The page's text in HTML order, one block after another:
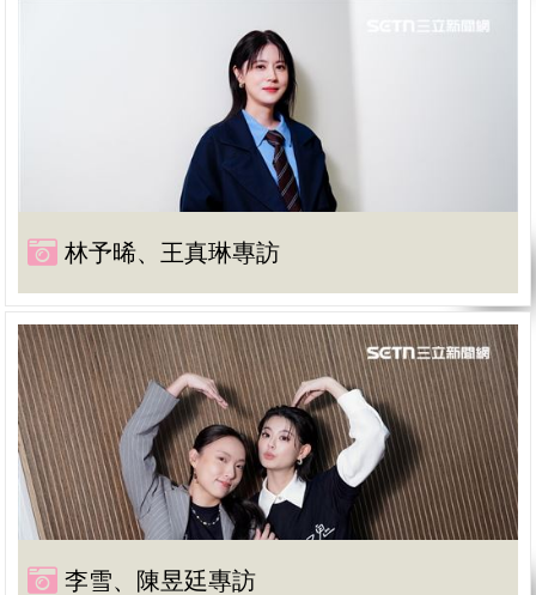
林予晞、王真琳專訪
李雪、陳昱廷專訪